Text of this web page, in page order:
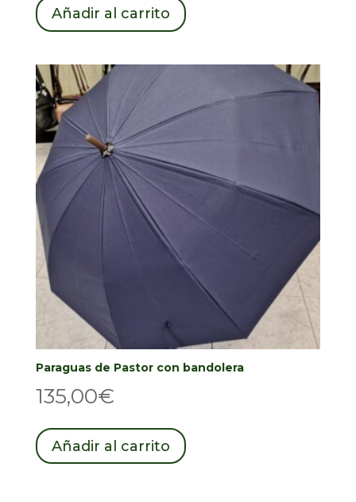
Añadir al carrito
Paraguas de Pastor con bandolera
135,00€
Añadir al carrito